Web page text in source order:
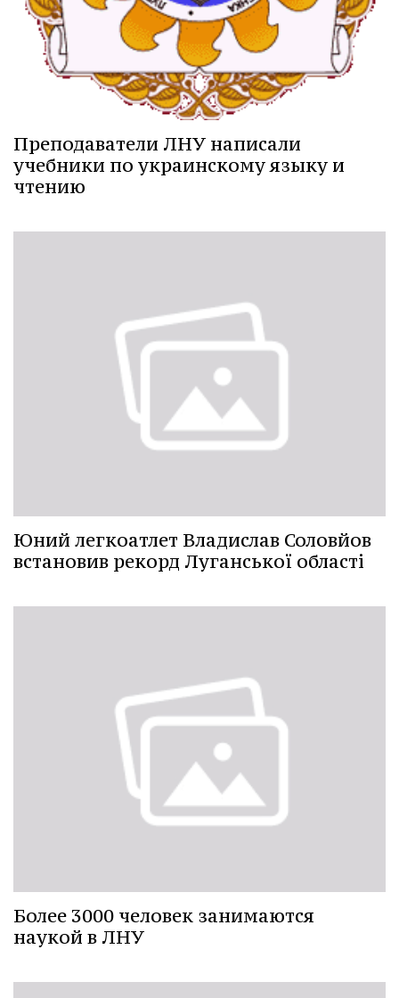
Преподаватели ЛНУ написали
учебники по украинскому языку и
чтению
Юний легкоатлет Владислав Соловйов
встановив рекорд Луганської області
Более 3000 человек занимаются
наукой в ЛНУ